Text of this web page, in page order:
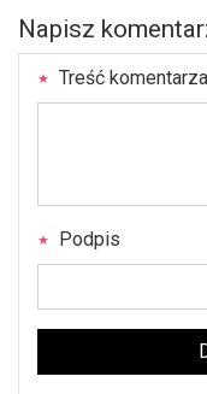
Napisz
Treść komentarza
Podpis